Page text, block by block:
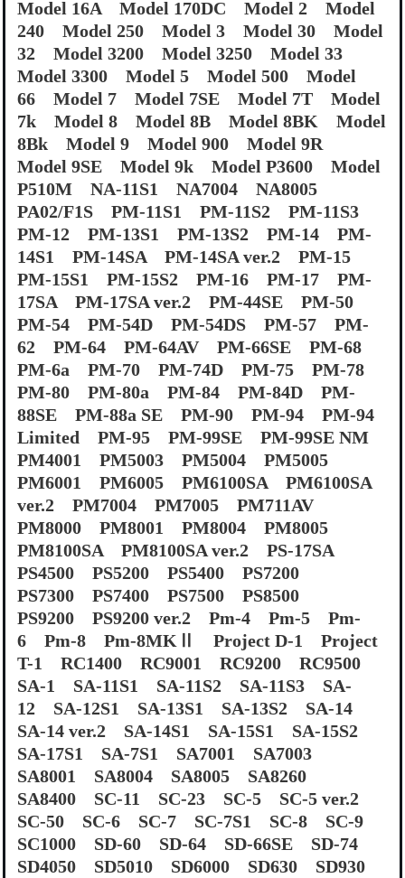
Model 16A Model 170DC Model 2 Model
240 Model 250 Model 3 Model 30 Model
32 Model 3200 Model 3250 Model 33
Model 3300 Model 5 Model 500 Model
66 Model 7 Model 7SE Model 7T Model
7k Model 8 Model 8B Model 8BK Model
8Bk Model 9 Model 900 Model 9R
Model 9SE Model 9k Model P3600 Model
P510M NA-11S1 NA7004 NA8005
PA02/F1S PM-11S1 PM-11S2 PM-11S3
PM-12 PM-13S1 PM-13S2 PM-14 PM-
14S1 PM-14SA PM-14SA ver.2 PM-15
PM-15S1 PM-15S2 PM-16 PM-17 PM-
17SA PM-17SA ver.2 PM-44SE PM-50
PM-54 PM-54D PM-54DS PM-57 PM-
62 PM-64 PM-64AV PM-66SE PM-68
PM-6a PM-70 PM-74D PM-75 PM-78
PM-80 PM-80a PM-84 PM-84D PM-
88SE PM-88a SE PM-90 PM-94 PM-94
Limited PM-95 PM-99SE PM-99SE NM
PM4001 PM5003 PM5004 PM5005
PM6001 PM6005 PM6100SA PM6100SA
ver.2 PM7004 PM7005 PM711AV
PM8000 PM8001 PM8004 PM8005
PM8100SA PM8100SA ver.2 PS-17SA
PS4500 PS5200 PS5400 PS7200
PS7300 PS7400 PS7500 PS8500
PS9200 PS9200 ver.2 Pm-4 Pm-5 Pm-
6 Pm-8 Pm-8MKⅡ Project D-1 Project
T-1 RC1400 RC9001 RC9200 RC9500
SA-1 SA-11S1 SA-11S2 SA-11S3 SA-
12 SA-12S1 SA-13S1 SA-13S2 SA-14
SA-14 ver.2 SA-14S1 SA-15S1 SA-15S2
SA-17S1 SA-7S1 SA7001 SA7003
SA8001 SA8004 SA8005 SA8260
SA8400 SC-11 SC-23 SC-5 SC-5 ver.2
SC-50 SC-6 SC-7 SC-7S1 SC-8 SC-9
SC1000 SD-60 SD-64 SD-66SE SD-74
SD4050 SD5010 SD6000 SD630 SD930